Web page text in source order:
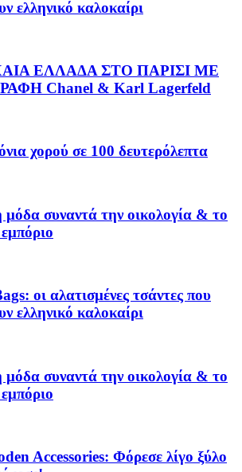
ελληνικό καλοκαίρι
ΕΛΛΑΔΑ ΣΤΟ ΠΑΡΙΣΙ ΜΕ
Chanel & Karl Lagerfeld
χορού σε 100 δευτερόλεπτα
συναντά την οικολογία & το
οι αλατισμένες τσάντες που
ελληνικό καλοκαίρι
συναντά την οικολογία & το
Accessories: Φόρεσε λίγο ξύλο